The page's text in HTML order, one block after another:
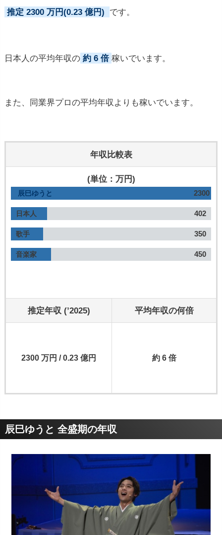
推定 2300 万円(0.23 億円) です。
日本人の平均年収の 約 6 倍 稼いでいます。
また、同業界プロの平均年収よりも稼いでいます。
年収比較表
(単位：万円)
辰巳ゆうと 2300
日本人 402
歌手 350
音楽家 450
推定年収 (’2025) 平均年収の何倍
2300 万円 / 0.23 億円 約 6 倍
辰巳ゆうと 全盛期の年収